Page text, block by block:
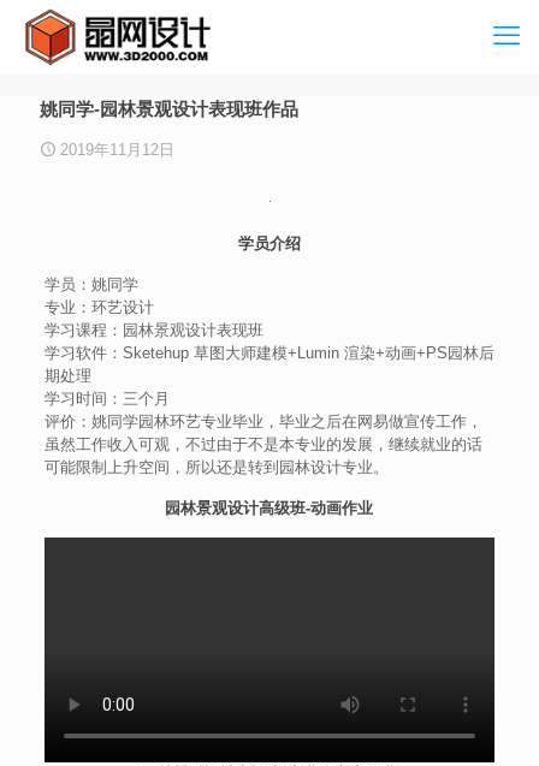
姚同学-园林景观设计表现班作品
2019年11月12日
学员介绍
学员：姚同学
专业：环艺设计
学习课程：园林景观设计表现班
学习软件：Sketehup 草图大师建模+Lumin 渲染+动画+PS园林后
期处理
学习时间：三个月
评价：姚同学园林环艺专业毕业，毕业之后在网易做宣传工作，
虽然工作收入可观，不过由于不是本专业的发展，继续就业的话
可能限制上升空间，所以还是转到园林设计专业。
园林景观设计高级班-动画作业